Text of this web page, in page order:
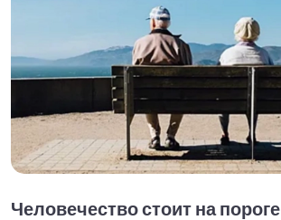
Человечество стоит на пороге